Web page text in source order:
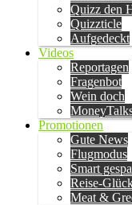
Quizz den
Quizzticle
Aufgedeckt
Videos
Reportagen
Fragenbot
Wein doch
Promotionen
Gute News
Flugmodus
Smart
Reise-
Meat &